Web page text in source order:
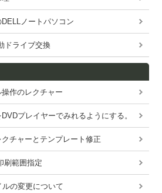
ノートパソコン
ドライブ交換
作のレクチャー
プレイヤーでみれるようにする。
チャーとテンプレート修正
範囲指定
の変更について